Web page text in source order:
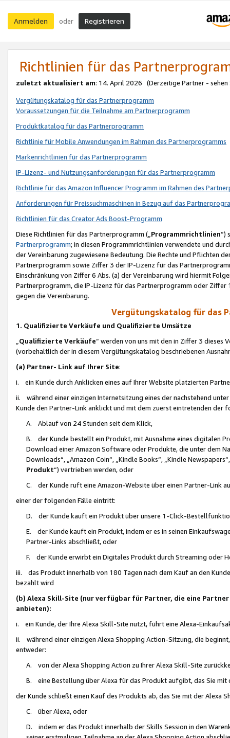
Anmelden oder Registrieren
Richtlinien für das
zuletzt aktualisiert am: 14. April 2026 (Derzeitige Partner - sehen
Vergütungskatalog für das Partnerprogramm
Voraussetzungen für die Teilnahme am Partnerprogramm
Produktkatalog für das Partnerprogramm
Richtlinie für Mobile Anwendungen im Rahmen des Partnerprogramms
Markenrichtlinien für das Partnerprogramm
IP-Lizenz- und Nutzungsanforderungen für das Partnerprogramm
Richtlinie für das Amazon Influencer Programm im Rahmen des
Anforderungen für Preissuchmaschinen in Bezug auf das
Richtlinien für das Creator Ads Boost-Programm
Diese Richtlinien für das Partnerprogramm („Programmrichtlinien“)
Partnerprogramm; in diesen Programmrichtlinien verwendete und
der Vereinbarung zugewiesene Bedeutung. Die Rechte und Pflichten
Partnerprogramm sowie Ziffer 3 der IP-Lizenz für das
Einschränkung von Ziffer 6 Abs. (a) der Vereinbarung wird hiermit
Partnerprogramm, die IP-Lizenz für das Partnerprogramm oder
gegen die Vereinbarung.
Vergütungskatalog für das
1. Qualifizierte Verkäufe und Qualifizierte Umsätze
Qualifizierte Verkäufe“ werden von uns mit den in Ziffer 3
(vorbehaltlich der in diesem Vergütungskatalog beschriebenen
(a) Partner- Link auf Ihrer Site:
i. ein Kunde durch Anklicken eines auf Ihrer Website platzierten
ii. während einer einzigen Internetsitzung eines der nachstehend
Kunde den Partner-Link anklickt und mit dem zuerst eintretenden der
A. Ablauf von 24 Stunden seit dem Klick,
B. der Kunde bestellt ein Produkt, mit Ausnahme eines digitalen
Download einer Amazon Software oder Produkte, die unter dem
Downloads“, „Amazon Coin“, „Kindle Books“, „Kindle
Produkt“) vertrieben werden, oder
C. der Kunde ruft eine Amazon-Website über einen Partner-Link
einer der folgenden Fälle eintritt:
D. der Kunde kauft ein Produkt über unsere 1-Click-
E. der Kunde kauft ein Produkt, indem er es in seinen
Partner-Links abschließt, oder
F. der Kunde erwirbt ein Digitales Produkt durch Streaming oder
iii. das Produkt innerhalb von 180 Tagen nach dem Kauf an den
bezahlt wird
(b) Alexa Skill-Site (nur verfügbar für Partner, die eine
anbieten):
i. ein Kunde, der Ihre Alexa Skill-Site nutzt, führt eine Alexa-
ii. während einer einzigen Alexa Shopping Action-Sitzung, die
entweder:
A. von der Alexa Shopping Action zu Ihrer Alexa Skill-Site
B. eine Bestellung über Alexa für das Produkt aufgibt, das Sie mit
der Kunde schließt einen Kauf des Produkts ab, das Sie mit der Alexa
C. über Alexa, oder
D. indem er das Produkt innerhalb der Skills Session in den